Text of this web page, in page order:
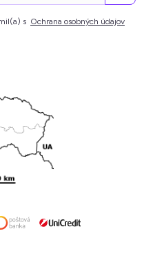
s Ochrana osobných údajov